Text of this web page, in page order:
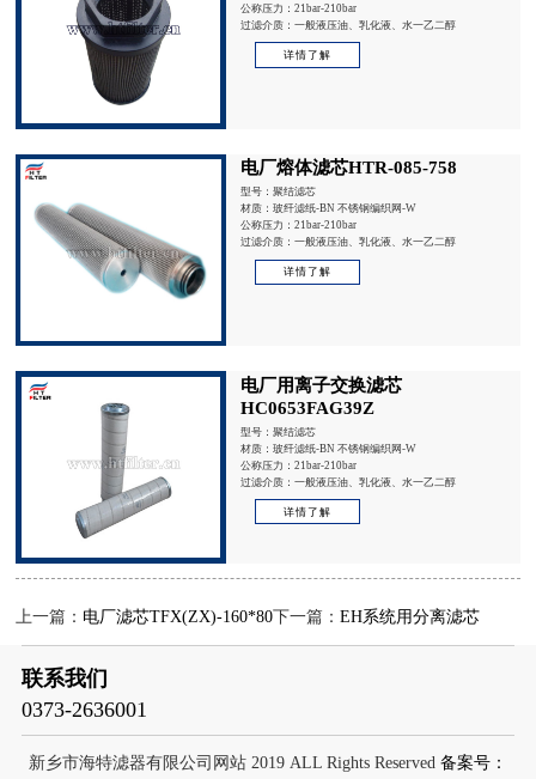
公称压力：21bar-210bar
过滤介质：一般液压油、乳化液、水一乙二醇
详情了解
电厂熔体滤芯HTR-085-758
型号：聚结滤芯
材质：玻纤滤纸-BN 不锈钢编织网-W
公称压力：21bar-210bar
过滤介质：一般液压油、乳化液、水一乙二醇
详情了解
电厂用离子交换滤芯
HC0653FAG39Z
型号：聚结滤芯
材质：玻纤滤纸-BN 不锈钢编织网-W
公称压力：21bar-210bar
过滤介质：一般液压油、乳化液、水一乙二醇
详情了解
上一篇： 电厂滤芯TFX(ZX)-160*80下一篇：EH系统用分离滤芯
联系我们
0373-2636001
新乡市海特滤器有限公司网站 2019 ALL Rights Reserved 备案号：